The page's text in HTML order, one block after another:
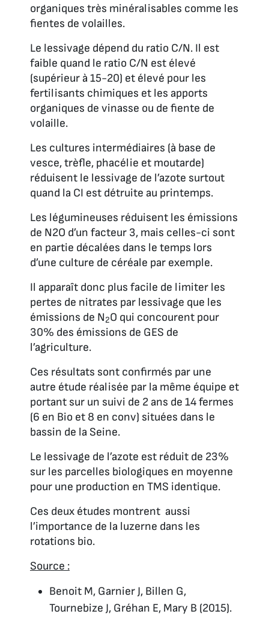
organiques très minéralisables comme les
fientes de volailles.
Le lessivage dépend du ratio C/N. Il est
faible quand le ratio C/N est élevé
(supérieur à 15-20) et élevé pour les
fertilisants chimiques et les apports
organiques de vinasse ou de fiente de
volaille.
Les cultures intermédiaires (à base de
vesce, trèfle, phacélie et moutarde)
réduisent le lessivage de l’azote surtout
quand la CI est détruite au printemps.
Les légumineuses réduisent les émissions
de N2O d’un facteur 3, mais celles-ci sont
en partie décalées dans le temps lors
d’une culture de céréale par exemple.
Il apparaît donc plus facile de limiter les
pertes de nitrates par lessivage que les
émissions de N2O qui concourent pour
30% des émissions de GES de
l’agriculture.
Ces résultats sont confirmés par une
autre étude réalisée par la même équipe et
portant sur un suivi de 2 ans de 14 fermes
(6 en Bio et 8 en conv) situées dans le
bassin de la Seine.
Le lessivage de l’azote est réduit de 23%
sur les parcelles biologiques en moyenne
pour une production en TMS identique.
Ces deux études montrent aussi
l’importance de la luzerne dans les
rotations bio.
Source :
Benoit M, Garnier J, Billen G,
Tournebize J, Gréhan E, Mary B (2015).